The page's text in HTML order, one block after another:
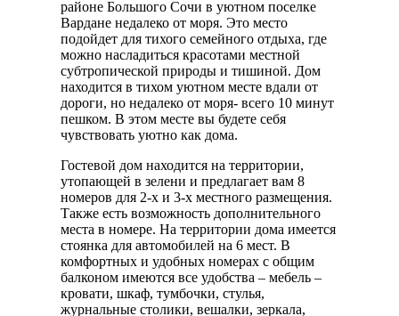
районе Большого Сочи в уютном поселке
Вардане недалеко от моря. Это место
подойдет для тихого семейного отдыха, где
можно насладиться красотами местной
субтропической природы и тишиной. Дом
находится в тихом уютном месте вдали от
дороги, но недалеко от моря- всего 10 минут
пешком. В этом месте вы будете себя
чувствовать уютно как дома.
Гостевой дом находится на территории,
утопающей в зелени и предлагает вам 8
номеров для 2-х и 3-х местного размещения.
Также есть возможность дополнительного
места в номере. На территории дома имеется
стоянка для автомобилей на 6 мест. В
комфортных и удобных номерах с общим
балконом имеются все удобства – мебель –
кровати, шкаф, тумбочки, стулья,
журнальные столики, вешалки, зеркала,